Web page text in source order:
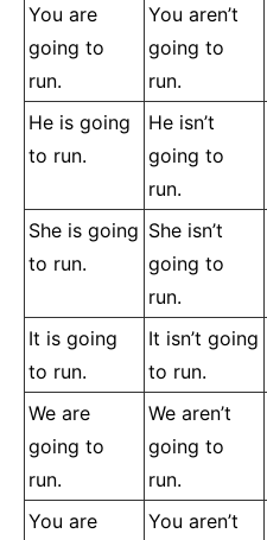
You are
going to
run.
You aren’t
going to
run.
He is going
to run.
He isn’t
going to
run.
She is going
to run.
She isn’t
going to
run.
It is going
to run.
It isn’t going
to run.
We are
going to
run.
We aren’t
going to
run.
You are
You aren’t